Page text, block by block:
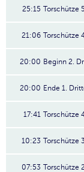
25:15 Torschütze
21:06 Torschütze
20:00 Beginn 2.
20:00 Ende 1.
17:41 Torschütze
10:23 Torschütze
07:53 Torschütze